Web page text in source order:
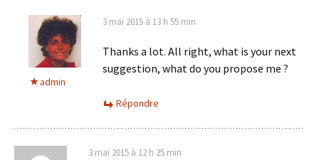
admin
3 mai 2015 à 13 h 55 min
Thanks a lot. All right, what is your next
suggestion, what do you propose me ?
Répondre
3 mai 2015 à 12 h 25 min